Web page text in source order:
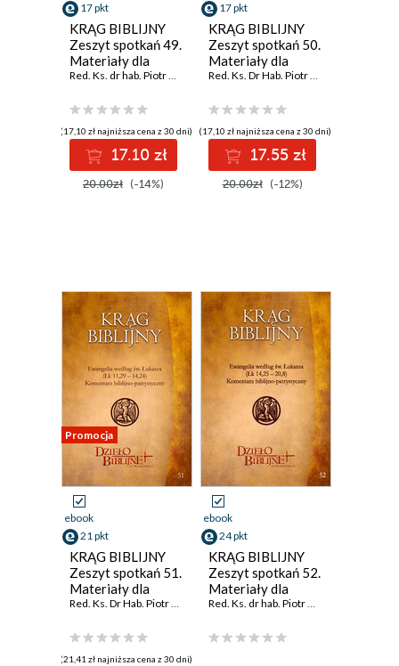
17 pkt
KRĄG BIBLIJNY
Zeszyt spotkań 49.
Materiały dla
duszpasterzy,
wszystkich, którzy
pragn
Red. Ks. dr hab. Piotr Łabuda prof. UPJPII
(17,10 zł najniższa cena z 30 dni)
17.10 zł
20.00zł (-14%)
17 pkt
KRĄG BIBLIJNY
Zeszyt spotkań 50.
Materiały dla
duszpasterzy,
wszystkich, którzy
pragn
Red. Ks. Dr Hab. Piotr Łabuda
(17,10 zł najniższa cena z 30 dni)
17.55 zł
20.00zł (-12%)
Promocja
ebook
21 pkt
KRĄG BIBLIJNY
Zeszyt spotkań 51.
Materiały dla
duszpasterzy,
wszystkich, którzy
pragn
Red. Ks. Dr Hab. Piotr Łabuda ,Prof. UPJPII
(21,41 zł najniższa cena z 30 dni)
ebook
24 pkt
KRĄG BIBLIJNY
Zeszyt spotkań 52.
Materiały dla
duszpasterzy,
wszystkich, którzy
Red. Ks. dr hab. Piotr Łabuda